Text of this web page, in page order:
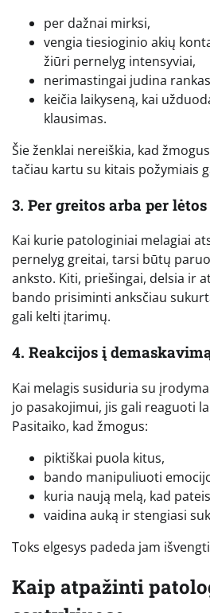
per dažnai mirksi,
vengia tiesioginio akių
žiūri pernelyg intensyviai,
nerimastingai judina
keičia laikyseną, kai
klausimas.
Šie ženklai nereiškia, kad
tačiau kartu su kitais požymiais
3. Per greitos arba per
Kai kurie patologiniai melagiai
pernelyg greitai, tarsi būtų
anksto. Kiti, priešingai, delsia ir
bando prisiminti anksčiau
gali kelti įtarimų.
4. Reakcijos į
Kai melagis susiduria su
jo pasakojimui, jis gali reaguoti
Pasitaiko, kad žmogus:
piktiškai puola kitus,
bando manipuliuoti
kuria naują melą, kad
vaidina auką ir stengiasi
Toks elgesys padeda jam
Kaip atpažinti